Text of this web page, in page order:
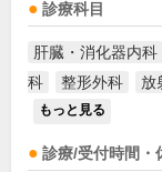
診療科目
肝臓・消化器内科
科
整形外科 放
もっと見る
診療/受付時間・